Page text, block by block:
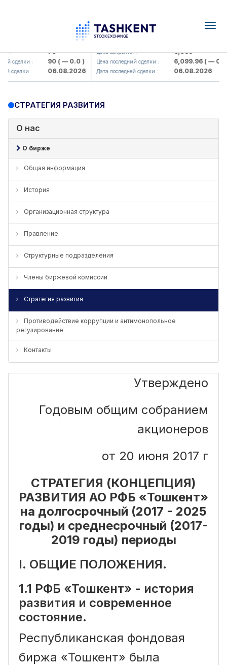
79
: 90 ( — 0.0 )
: 06.08.2026
UZMK (<O'zmetkombinat> AJ)
Цена закрытия : 6,099
Цена последний сделки : 6,099.96( — 0.0 )
Дата последней сделки : 06.08.2026
СТРАТЕГИЯ РАЗВИТИЯ
О нас
О бирже
Общая информация
История
Организационная структура
Правление
Структурные подразделения
Члены биржевой комиссии
Стратегия развития
Противодействие коррупции и антимонопольное
регулирование
Контакты
Утверждено
Годовым общим собранием
акционеров
от 20 июня 2017 г
СТРАТЕГИЯ (КОНЦЕПЦИЯ)
РАЗВИТИЯ АО РФБ «Тошкент»
на долгосрочный (2017 - 2025
годы) и среднесрочный (2017-
2019 годы) периоды
I. ОБЩИЕ ПОЛОЖЕНИЯ.
1.1 РФБ «Тошкент» - история
развития и современное
состояние.
Республиканская фондовая
биржа «Тошкент» была